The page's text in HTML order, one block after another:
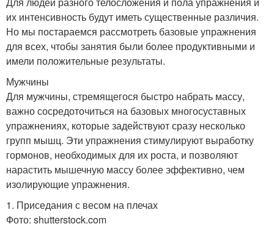
их интенсивность будут иметь существенные различия.
Но мы постараемся рассмотреть базовые упражнения
для всех, чтобы занятия были более продуктивными и
имели положительные результаты.
Мужчины
Для мужчины, стремящегося быстро набрать массу,
важно сосредоточиться на базовых многосуставных
упражнениях, которые задействуют сразу несколько
групп мышц. Эти упражнения стимулируют выработку
гормонов, необходимых для их роста, и позволяют
нарастить мышечную массу более эффективно, чем
изолирующие упражнения.
1. Приседания с весом на плечах
Фото: shutterstock.com